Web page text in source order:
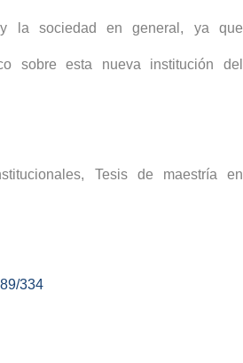
la sociedad en general, ya que
sobre esta nueva institución del
, Tesis de maestría en
334